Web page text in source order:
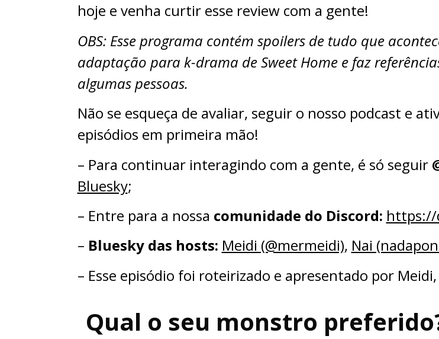
hoje e venha curtir esse review com a gente!
OBS: Esse programa contém spoilers de tudo que
adaptação para k-drama de Sweet Home e faz
algumas pessoas.
Não se esqueça de avaliar, seguir o nosso podcast e
episódios em primeira mão!
– Para continuar interagindo com a gente, é só seguir
Bluesky;⁠⁠⁠⁠⁠
– ⁠⁠⁠⁠⁠Entre para a nossa comunidade do Discord: ⁠⁠⁠⁠⁠⁠⁠⁠⁠⁠⁠⁠⁠https://
– Bluesky das hosts: ⁠⁠⁠⁠⁠Meidi (@mermeidi)⁠⁠⁠⁠⁠, ⁠⁠⁠⁠⁠Nai
– Esse episódio foi roteirizado e apresentado por
Qual o seu monstro